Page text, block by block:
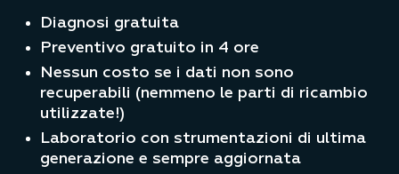
Diagnosi gratuita
Preventivo gratuito in 4 ore
Nessun costo se i dati non sono
recuperabili (nemmeno le parti di ricambio
utilizzate!)
Laboratorio con strumentazioni di ultima
generazione e sempre aggiornata